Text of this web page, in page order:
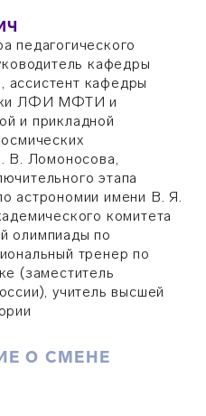
педагогического
кафедры
кафедры
ЛФИ МФТИ и
и прикладной
В. Ломоносова,
этапа
астрономии имени В. Я.
комитета
олимпиады по
тренер по
(заместитель
учитель высшей
О СМЕНЕ